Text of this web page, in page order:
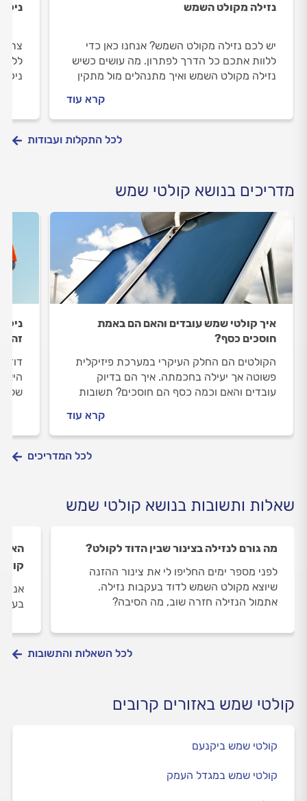
נזילה מקולט השמש
יש לכם נזילה מקולט השמש? אנחנו כאן כדי
ללוות אתכם כל הדרך לפתרון. מה עושים כשיש
נזילה מקולט השמש ואיך מתנהלים מול מתקין
קרא עוד
לכל התקלות ועבודות
מדריכים בנושא קולטי שמש
איך קולטי שמש עובדים והאם הם באמת
חוסכים כסף?
הקולטים הם החלק העיקרי במערכת פיזיקלית
פשוטה אך יעילה בחכמתה. איך הם בדיוק
עובדים והאם וכמה כסף הם חוסכים? תשובות
קרא עוד
זה?
דוד
היא
של
לכל המדריכים
שאלות ותשובות בנושא קולטי שמש
מה גורם לנזילה בצינור שבין הדוד לקולט?
לפני מספר ימים החליפו לי את צינור ההזנה
שיוצא מקולט השמש לדוד בעקבות נזילה.
אתמול הנזילה חזרה שוב, מה הסיבה?
האם
אני
לכל השאלות והתשובות
קולטי שמש באזורים קרובים
קולטי שמש ביקנעם
קולטי שמש במגדל העמק